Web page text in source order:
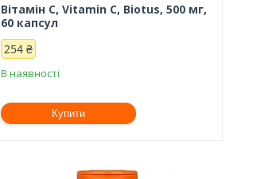
Вітамін С, Vitamin C, Biotus, 500 мг,
60 капсул
254 ₴
В наявності
Купити